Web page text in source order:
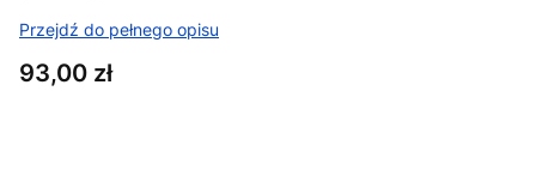
Przejdź do pełnego opisu
Cena
93,00 zł